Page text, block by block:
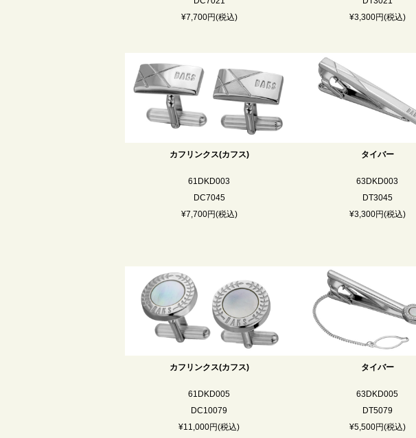
¥7,700円(税込)
¥3,300円(税込)
カフリンクス(カフス)
61DKD003
DC7045
¥7,700円(税込)
タイバー
63DKD003
DT3045
¥3,300円(税込)
カフリンクス(カフス)
61DKD005
DC10079
¥11,000円(税込)
タイバー
63DKD005
DT5079
¥5,500円(税込)